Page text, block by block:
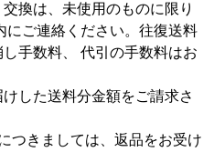
換は、未使用のものに限り
にご連絡ください。往復送料
手数料、 代引の手数料はお
した送料分金額をご請求さ
つきましては、返品をお受け